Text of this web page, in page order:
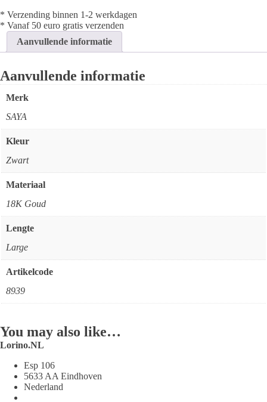
Black
aantal
* Verzending binnen 1-2 werkdagen
* Vanaf 50 euro gratis verzenden
Aanvullende informatie
Aanvullende informatie
Merk
SAYA
Kleur
Zwart
Materiaal
18K Goud
Lengte
Large
Artikelcode
8939
You may also like…
Lorino.NL
Esp 106
5633 AA Eindhoven
Nederland